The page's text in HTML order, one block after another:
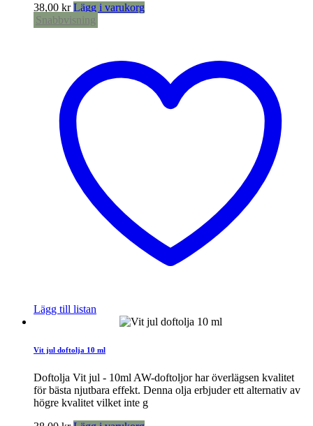
38,00 kr Lägg i varukorg
Snabbvisning
Lägg till listan
Vit jul doftolja 10 ml
Doftolja Vit jul - 10ml AW-doftoljor har överlägsen kvalitet
för bästa njutbara effekt. Denna olja erbjuder ett alternativ av
högre kvalitet vilket inte g